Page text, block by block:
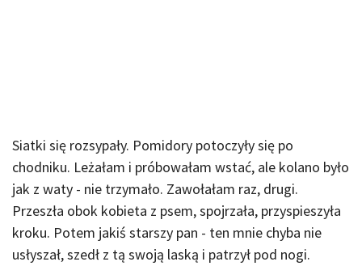
Siatki się rozsypały. Pomidory potoczyły się po
chodniku. Leżałam i próbowałam wstać, ale kolano było
jak z waty - nie trzymało. Zawołałam raz, drugi.
Przeszła obok kobieta z psem, spojrzała, przyspieszyła
kroku. Potem jakiś starszy pan - ten mnie chyba nie
usłyszał, szedł z tą swoją laską i patrzył pod nogi.